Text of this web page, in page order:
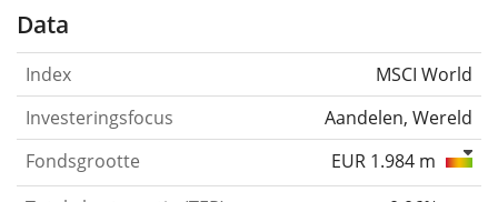
Data
Index
MSCI World
Investeringsfocus
Aandelen, Wereld
Fondsgrootte
EUR 1.984 m